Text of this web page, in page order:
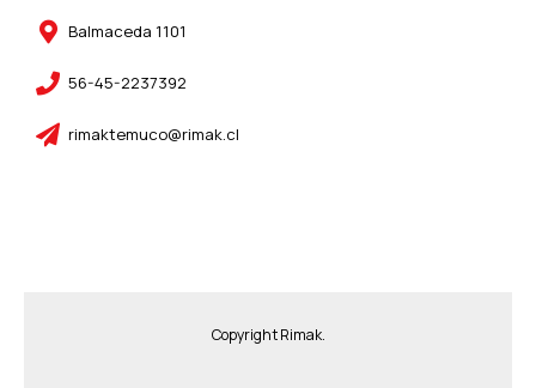
Balmaceda 1101
56-45-2237392
rimaktemuco@rimak.cl
Copyright Rimak.